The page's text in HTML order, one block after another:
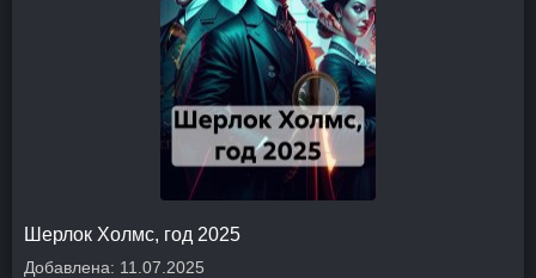
Шерлок Холмс, год 2025
Добавлена: 11.07.2025